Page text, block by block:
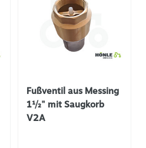
Fußventil aus Messing
1½" mit Saugkorb
V2A